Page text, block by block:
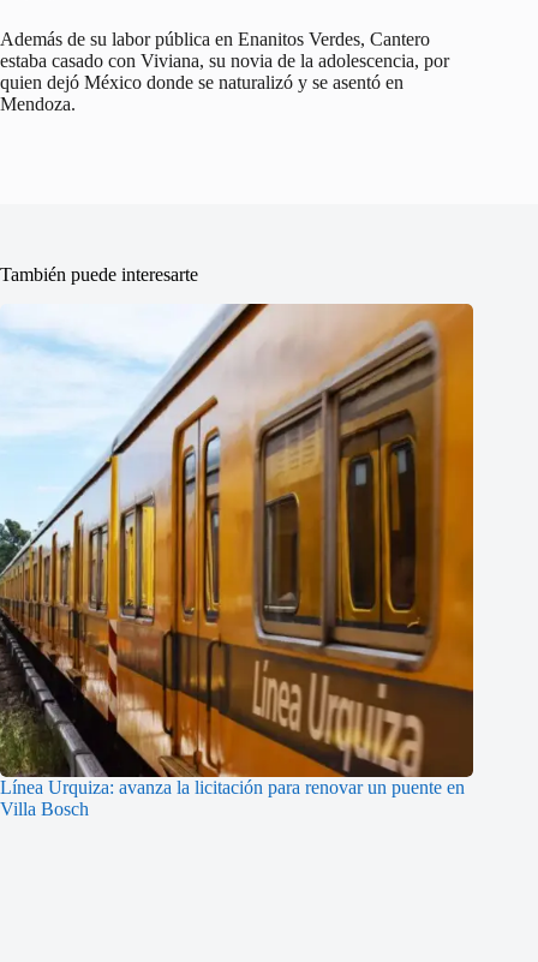
Además de su labor pública en Enanitos Verdes, Cantero
estaba casado con Viviana, su novia de la adolescencia, por
quien dejó México donde se naturalizó y se asentó en
Mendoza.
También puede interesarte
Línea Urquiza: avanza la licitación para renovar un puente en
Villa Bosch